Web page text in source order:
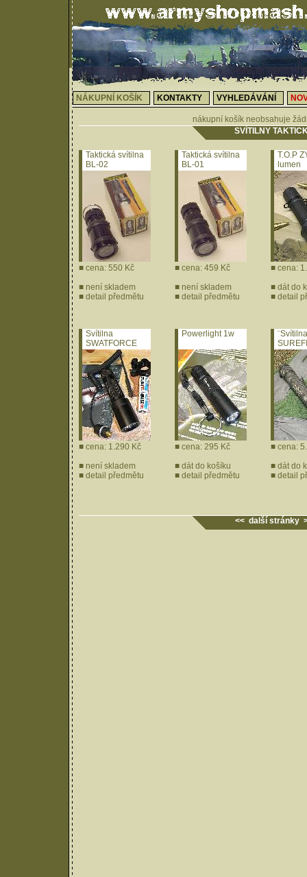
NÁKUPNÍ KOŠÍK KONTAKTY VYHLEDÁVÁNÍ
nákupní košík neobsahuje
SVÍTILNY
Taktická svítilna
BL-02
■ cena: 550 Kč
■ není skladem
■ detail předmětu
Taktická svítilna
BL-01
■ cena: 459 Kč
■ není skladem
■ detail předmětu
T.O.P
lumen
■ cena:
■ dát do
■ detail
Svítilna
SWATFORCE
LT-TL099PR1
■ cena: 1.290 Kč
■ není skladem
■ detail předmětu
Powerlight 1w
■ cena: 295 Kč
■ dát do košíku
■ detail předmětu
¨Svítilna
digital
■ cena:
■ dát do
■ detail
<< další stránky